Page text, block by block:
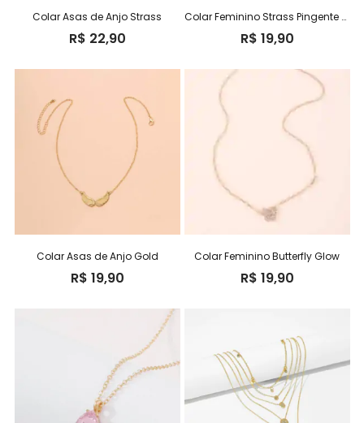
Colar Asas de Anjo Strass
R$ 22,90
Colar Feminino Strass Pingente Cifrão
R$ 19,90
Colar Asas de Anjo Gold
R$ 19,90
Colar Feminino Butterfly Glow
R$ 19,90